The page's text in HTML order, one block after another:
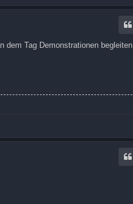
Tag Demonstrationen begleiten